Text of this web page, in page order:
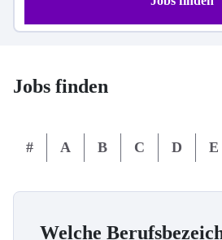
Jobs finden
# A B C D E
Welche